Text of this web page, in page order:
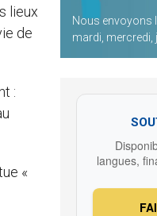
lieux
de
:
«
Nous envoyons
mardi, mercredi,
langues,